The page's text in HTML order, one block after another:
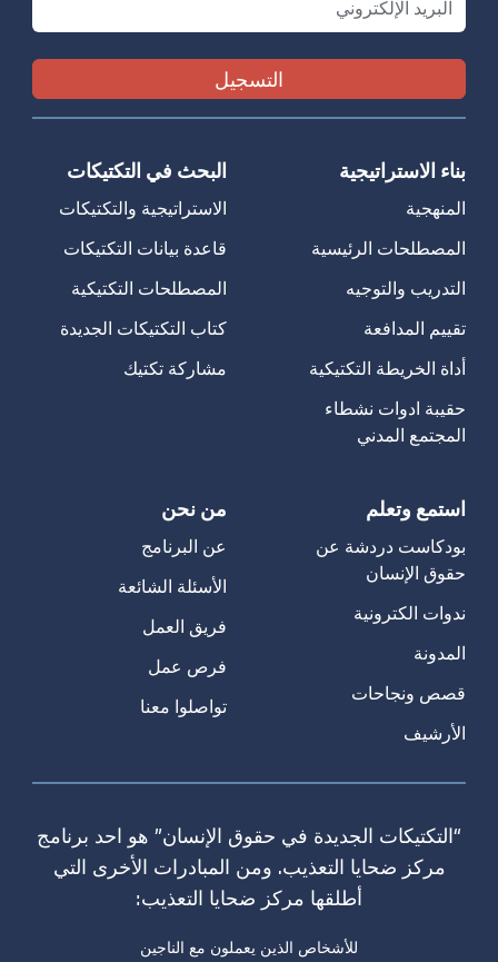
بناء الاستراتيجية
المنهجية
المصطلحات الرئيسية
التدريب والتوجيه
تقييم المدافعة
أداة الخريطة التكتيكية
حقيبة ادوات نشطاء
المجتمع المدني
البحث في التكتيكات
الاستراتيجية والتكتيكات
قاعدة بيانات التكتيكات
المصطلحات التكتيكية
كتاب التكتيكات الجديدة
مشاركة تكتيك
استمع وتعلم
بودكاست دردشة عن
حقوق الإنسان
ندوات الكترونية
المدونة
قصص ونجاحات
الأرشيف
من نحن
عن البرنامج
الأسئلة الشائعة
فريق العمل
فرص عمل
تواصلوا معنا
“التكتيكات الجديدة في حقوق الإنسان” هو احد برنامج
مركز ضحايا التعذيب. ومن المبادرات الأخرى التي
أطلقها مركز ضحايا التعذيب:
للأشخاص الذين يعملون مع الناجين